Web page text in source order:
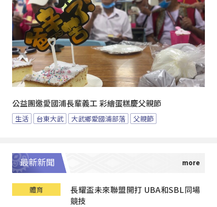
公益團邀愛國浦長輩義工 彩繪蛋糕慶父親節
生活 台東大武 大武鄉愛國浦部落 父親節
最新新聞
體育
長耀盃未來聯盟開打 UBA和SBL同場
競技